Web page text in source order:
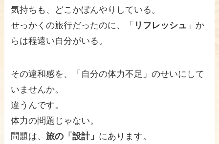
気持ちも、どこかぼんやりしている。
せっかくの旅行だったのに、「 リフレッシュ 」か
らは程遠い自分がいる。
その違和感を、「自分の体力不足」のせいにして
いませんか。
違うんです。
体力の問題じゃない。
問題は、旅の「設計」 にあります。